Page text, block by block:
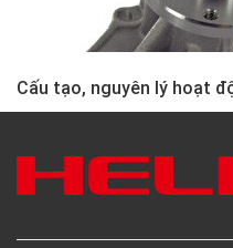
Cấu tạo, nguyên lý hoạt